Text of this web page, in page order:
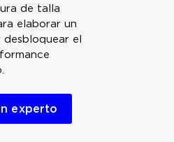
de talla
elaborar un
desbloquear el
experto